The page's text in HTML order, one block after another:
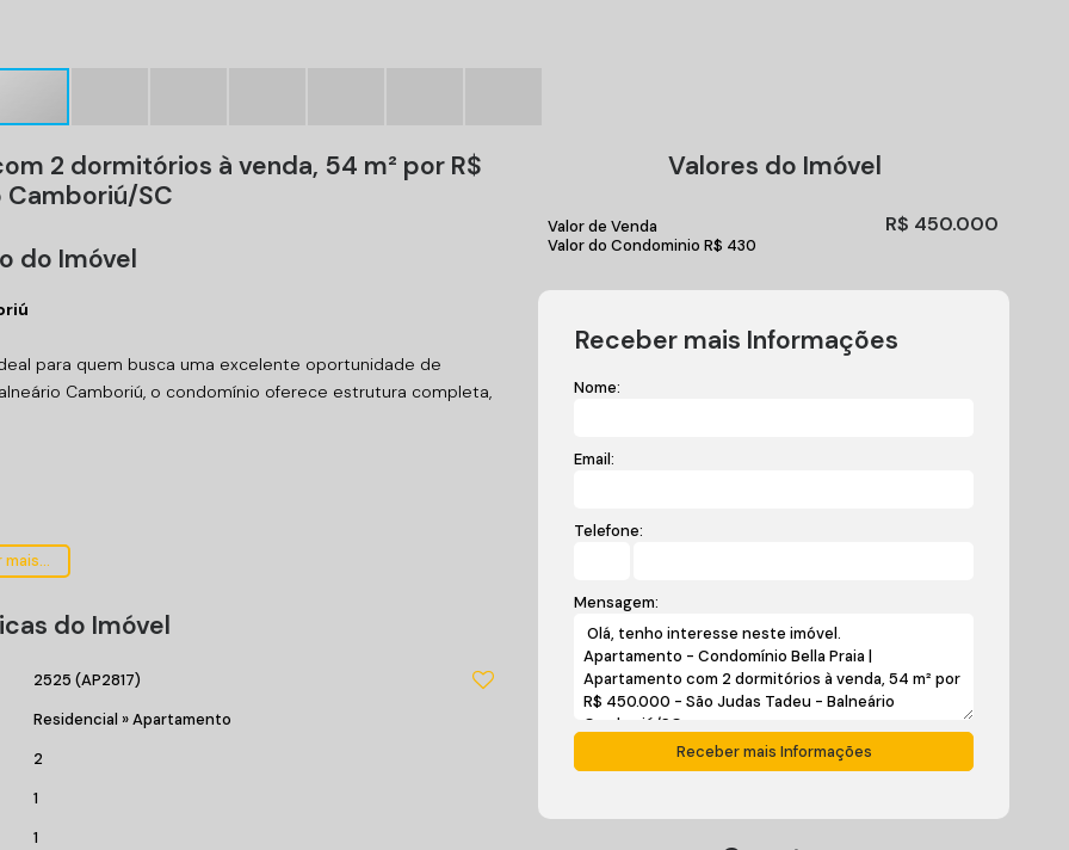
2 dormitórios à venda, 54 m² por R$
SC
do Imóvel
para quem busca uma excelente oportunidade de
Camboriú, o condomínio oferece estrutura completa,
mais...
do Imóvel
2525 (AP2817)
Residencial »Apartamento
2
1
1
Valores do Imóvel
R$ 450.000
Valor de Venda
Valor do Condominio R$ 430
Receber mais Informações
Nome:
Email:
Telefone:
Mensagem: